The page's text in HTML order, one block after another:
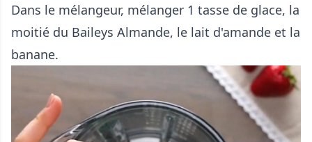
Dans le mélangeur, mélanger 1 tasse de glace, la
moitié du Baileys Almande, le lait d'amande et la
banane.